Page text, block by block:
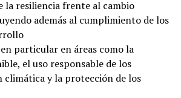
resiliencia frente al cambio
además al cumplimiento de los
particular en áreas como la
el uso responsable de los
climática y la protección de los